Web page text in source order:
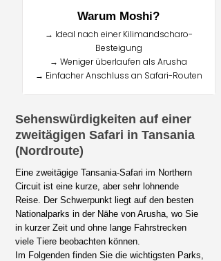
Warum Moshi?
→ Ideal nach einer Kilimandscharo-
Besteigung
→ Weniger überlaufen als Arusha
→ Einfacher Anschluss an Safari-Routen
Sehenswürdigkeiten auf einer
zweitägigen Safari in Tansania
(Nordroute)
Eine zweitägige Tansania-Safari im Northern
Circuit ist eine kurze, aber sehr lohnende
Reise. Der Schwerpunkt liegt auf den besten
Nationalparks in der Nähe von Arusha, wo Sie
in kurzer Zeit und ohne lange Fahrstrecken
viele Tiere beobachten können.
Im Folgenden finden Sie die wichtigsten Parks,